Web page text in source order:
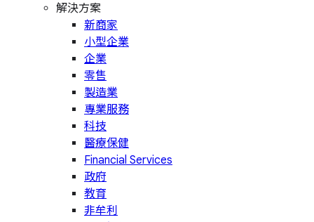
解決方案
新商家
小型企業
企業
零售
製造業
專業服務
科技
醫療保健
Financial Services
政府
教育
非牟利